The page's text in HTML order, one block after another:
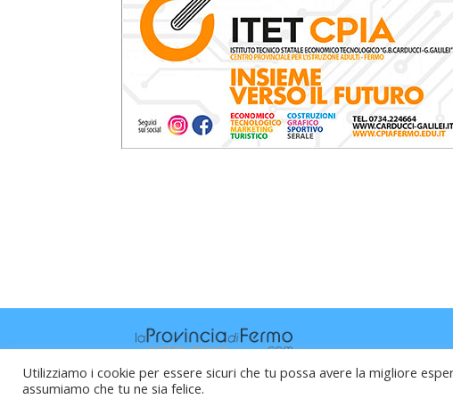
Raffaele Vitali - via Leopardi 10 - 61121 Pesaro
Utilizziamo i cookie per essere sicuri che tu possa avere la migliore
assumiamo che tu ne sia felice.